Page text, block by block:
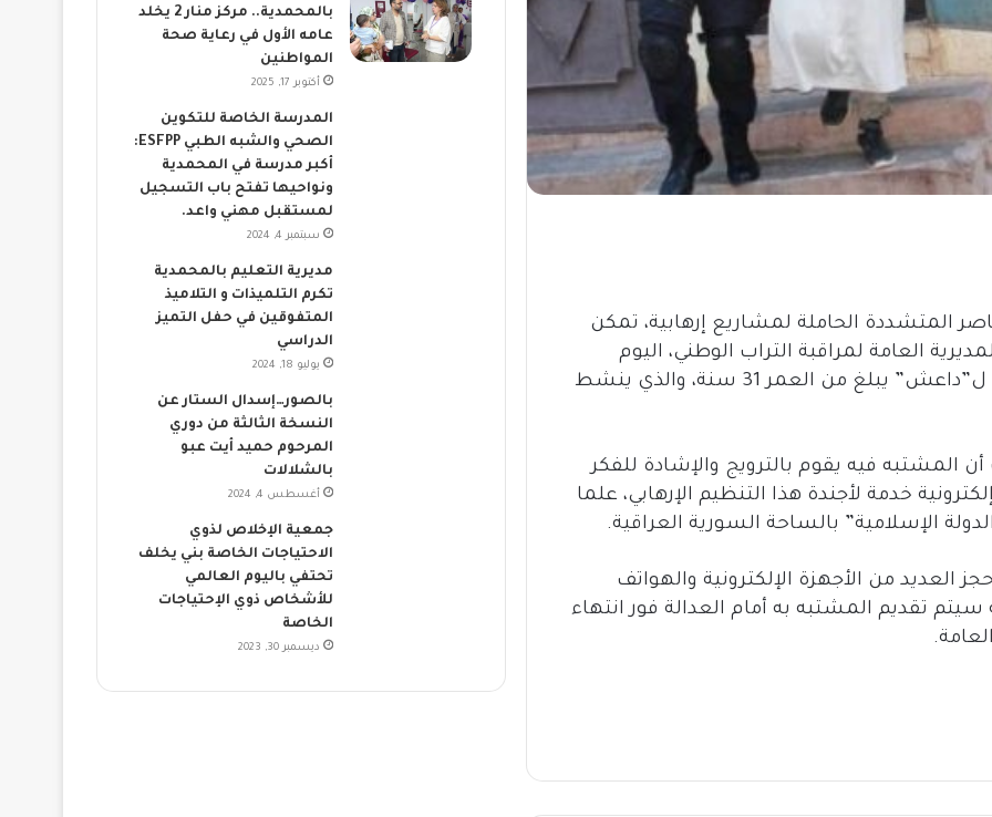
المتشددة الحاملة لمشاريع إرهابية، تمكن
العامة لمراقبة التراب الوطني، اليوم
الثلاثاء، من إيقاف أحد المتطرفين الموالين ل”داعش” يبلغ من العمر 31 سنة، والذي ينشط
المشتبه فيه يقوم بالترويج والإشادة للفكر
خدمة لأجندة هذا التنظيم الإرهابي، علما
الإسلامية” بالساحة السورية العراقية.
من الأجهزة الإلكترونية والهواتف
سيتم تقديم المشتبه به أمام العدالة فور انتهاء
بالمحمدية.. مركز منار 2 يخلد
عامه الأول في رعاية صحة
المواطنين
أكتوبر 17, 2025
المدرسة الخاصة للتكوين
الصحي والشبه الطبي ESFPP:
أكبر مدرسة في المحمدية
ونواحيها تفتح باب التسجيل
لمستقبل مهني واعد.
سبتمبر 4, 2024
مديرية التعليم بالمحمدية
تكرم التلميذات و التلاميذ
المتفوقين في حفل التميز
الدراسي
يوليو 18, 2024
بالصور…إسدال الستار عن
النسخة الثالثة من دوري
المرحوم حميد أيت عبو
بالشلالات
أغسطس 4, 2024
جمعية الإخلاص لذوي
الاحتياجات الخاصة بني يخلف
تحتفي باليوم العالمي
للأشخاص ذوي الإحتياجات
الخاصة
ديسمبر 30, 2023